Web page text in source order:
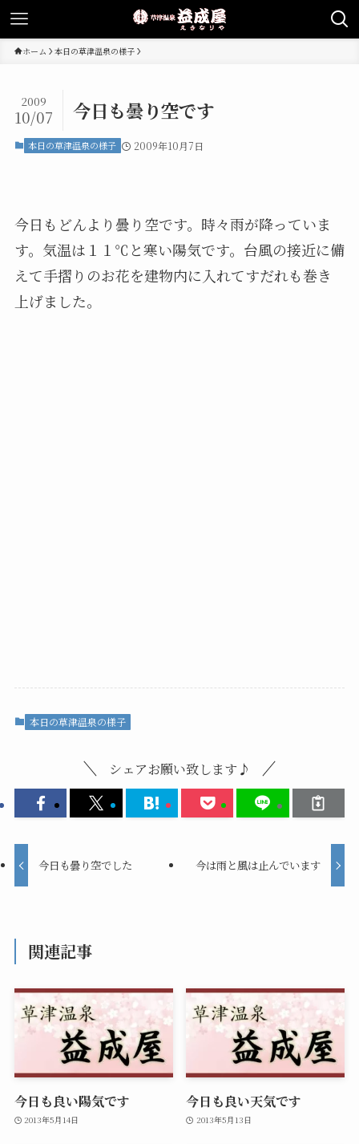
ホーム 本日の草津温泉の様子
今日も曇り空です
2009
10/07
本日の草津温泉の様子 2009年10月7日
今日もどんより曇り空です。時々雨が降っていま
す。気温は１１℃と寒い陽気です。台風の接近に備
えて手摺りのお花を建物内に入れてすだれも巻き
上げました。
本日の草津温泉の様子
シェアお願い致します♪
今日も曇り空でした 今は雨と風は止んでいます
関連記事
今日も良い陽気です
2013年5月14日
今日も良い天気です
2013年5月13日